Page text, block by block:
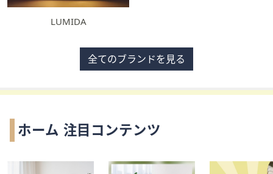
LUMIDA
全てのブランドを見る
ホーム 注目コンテンツ